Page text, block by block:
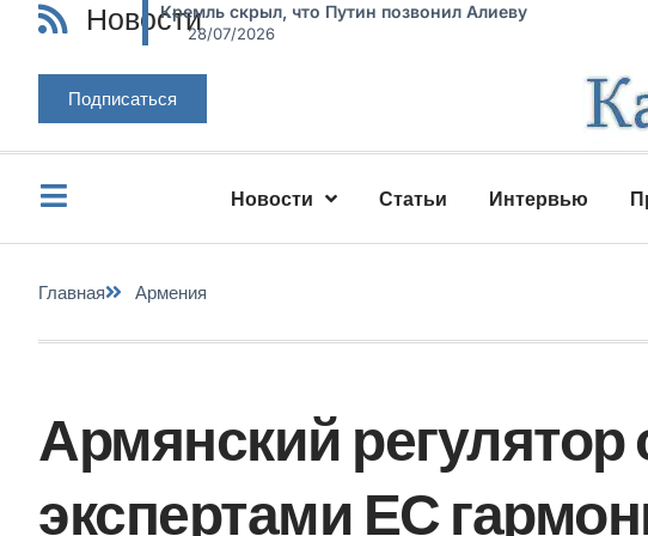
НовостиКремль скрыл, что Путин позвонил Алиеву
28/07/2026
Подписаться
Новости Статьи Интервью
Главная Армения
Армянский регулятор
экспертами ЕС